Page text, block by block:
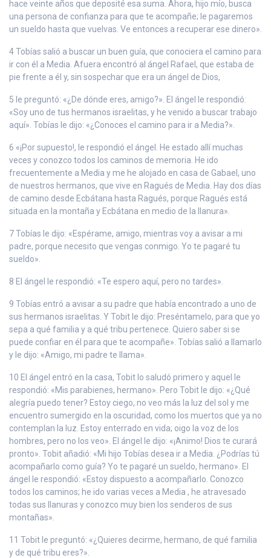
hace veinte años que deposité esa suma. Ahora, hijo mío, busca
una persona de confianza para que te acompañe; le pagaremos
un sueldo hasta que vuelvas. Ve entonces a recuperar ese dinero».
4 Tobías salió a buscar un buen guía, que conociera el camino para
ir con él a Media. Afuera encontró al ángel Rafael, que estaba de
pie frente a él y, sin sospechar que era un ángel de Dios,
5 le preguntó: «¿De dónde eres, amigo?». El ángel le respondió:
«Soy uno de tus hermanos israelitas, y he venido a buscar trabajo
aquí». Tobías le dijo: «¿Conoces el camino para ir a Media?».
6 «¡Por supuesto!, le respondió el ángel. He estado allí muchas
veces y conozco todos los caminos de memoria. He ido
frecuentemente a Media y me he alojado en casa de Gabael, uno
de nuestros hermanos, que vive en Ragués de Media. Hay dos días
de camino desde Ecbátana hasta Ragués, porque Ragués está
situada en la montaña y Ecbátana en medio de la llanura».
7 Tobías le dijo: «Espérame, amigo, mientras voy a avisar a mi
padre, porque necesito que vengas conmigo. Yo te pagaré tu
sueldo».
8 El ángel le respondió: «Te espero aquí, pero no tardes».
9 Tobías entró a avisar a su padre que había encontrado a uno de
sus hermanos israelitas. Y Tobit le dijo: Preséntamelo, para que yo
sepa a qué familia y a qué tribu pertenece. Quiero saber si se
puede confiar en él para que te acompañe». Tobías salió a llamarlo
y le dijo: «Amigo, mi padre te llama».
10 El ángel entró en la casa, Tobit lo saludó primero y aquel le
respondió: «Mis parabienes, hermano». Pero Tobit le dijo: «¿Qué
alegría puedo tener? Estoy ciego, no veo más la luz del sol y me
encuentro sumergido en la oscuridad, como los muertos que ya no
contemplan la luz. Estoy enterrado en vida; oigo la voz de los
hombres, pero no los veo». El ángel le dijo: «¡Animo! Dios te curará
pronto». Tobit añadió: «Mi hijo Tobías desea ir a Media. ¿Podrías tú
acompañarlo como guía? Yo te pagaré un sueldo, hermano». El
ángel le respondió: «Estoy dispuesto a acompañarlo. Conozco
todos los caminos; he ido varias veces a Media , he atravesado
todas sus llanuras y conozco muy bien los senderos de sus
montañas».
11 Tobit le preguntó: «¿Quieres decirme, hermano, de qué familia
y de qué tribu eres?».